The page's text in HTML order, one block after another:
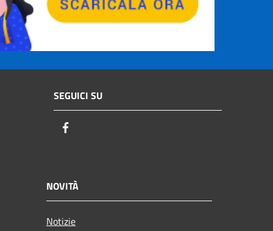
SEGUICI SU
NOVITÀ
Notizie